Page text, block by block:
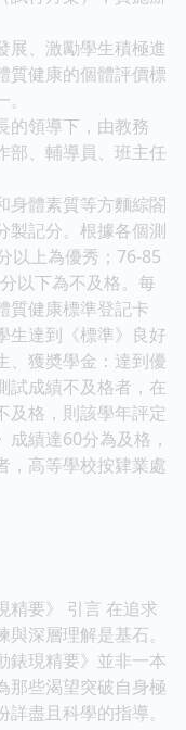
展、激勵學生積極進
質健康的個體評價標
的領導下，由教務
部、輔導員、班主任
身體素質等方麵綜閤
製記分。根據各個測
以上為優秀；76-85
以下為不及格。每
質健康標準登記卡
生達到《標準》良好
、獲奬學金：達到優
試成績不及格者，在
及格，則該學年評定
績達60分為及格，
，高等學校按肄業處
精要》 引言 在追求
深層理解是基石。
錶現精要》並非一本
那些渴望突破自身極
盡且科學的指導。